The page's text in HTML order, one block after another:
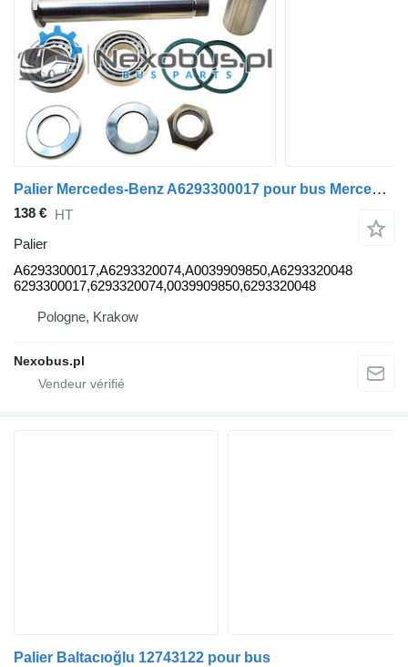
Palier Mercedes-Benz A6293300017 pour bus Mercedes-Benz Tourismo Travego
138 € HT
Palier
A6293300017,A6293320074,A0039909850,A6293320048
6293300017,6293320074,0039909850,6293320048
Pologne, Krakow
Nexobus.pl
Palier Baltacıoğlu 12743122 pour bus